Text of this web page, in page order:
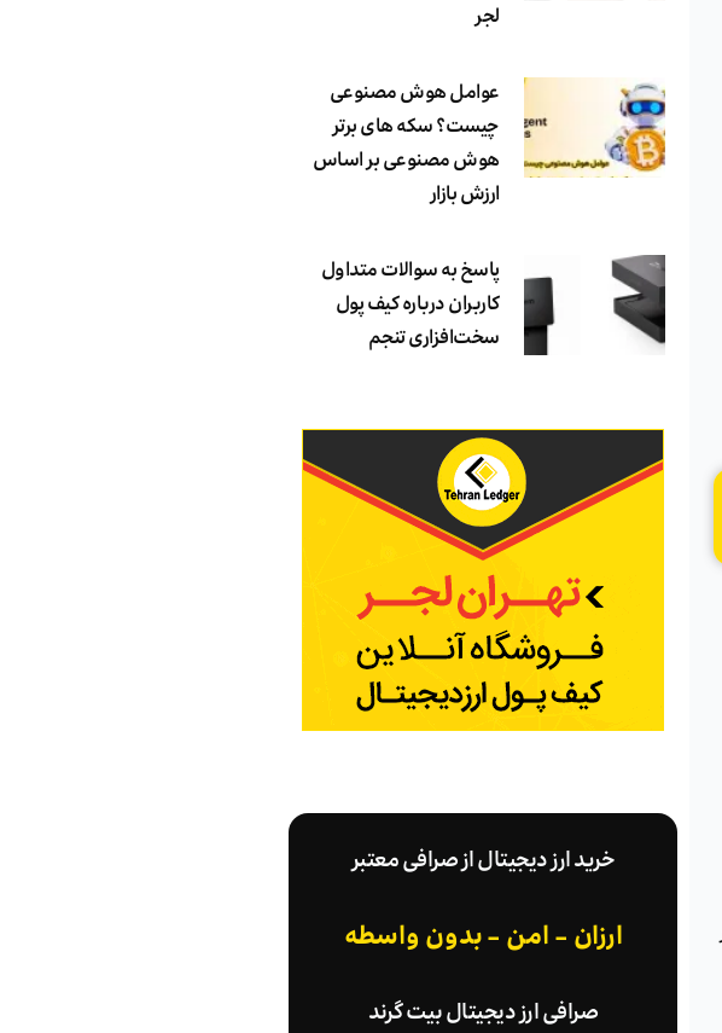
لجر
عوامل هوش مصنوعی
چیست؟ سکه های برتر
هوش مصنوعی بر اساس
ارزش بازار
پاسخ به سوالات متداول
کاربران درباره کیف پول
سخت‌افزاری تنجم
خرید ارز دیجیتال از صرافی معتبر
ارزان - امن - بدون واسطه
صرافی ارز دیجیتال بیت گرند